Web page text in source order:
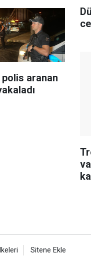
polis aranan
Sitene Ekle